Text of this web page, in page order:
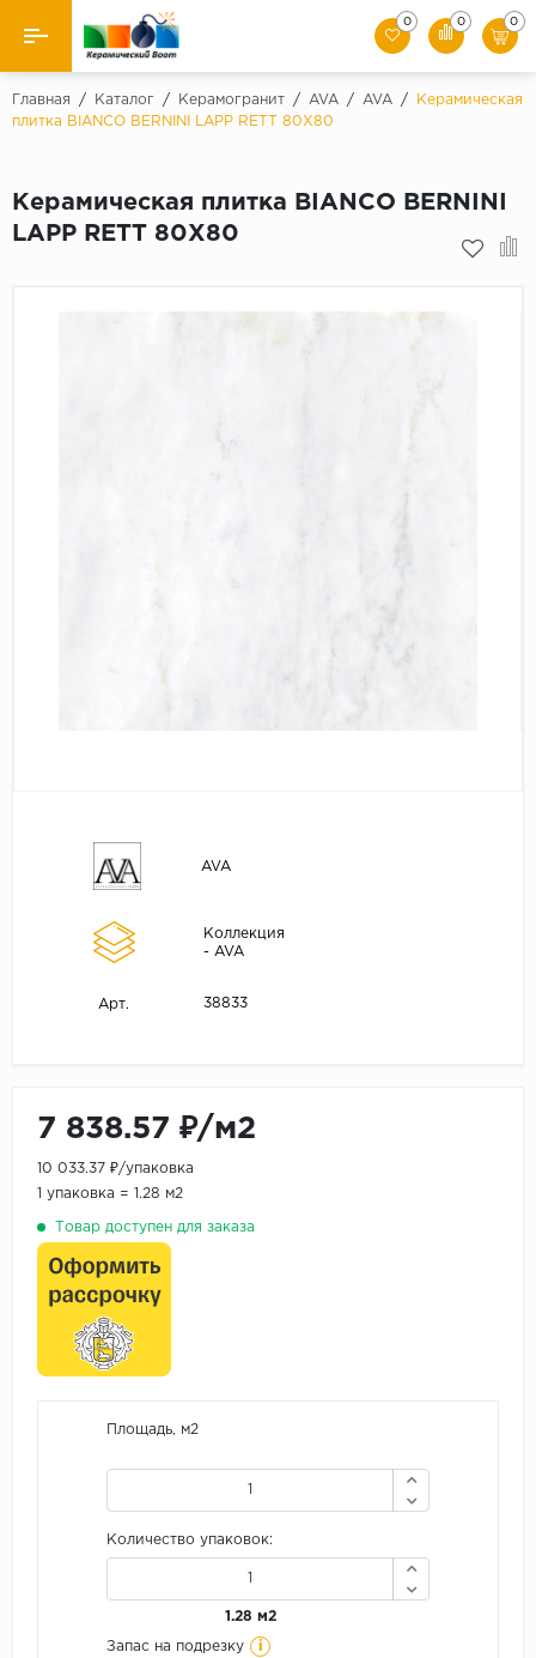
Назад
Керамическая плитка
0 0 0
Главная / Каталог / Керамогранит / AVA / AVA /
Керамическая
плитка BIANCO BERNINI LAPP RETT 80X80
Керамическая плитка BIANCO BERNINI
LAPP RETT 80X80
AVA
Коллекция
- AVA
Арт. 38833
7 838.57 ₽/м2
10 033.37 ₽/упаковка
1 упаковка = 1.28 м2
Товар доступен для заказа
Площадь, м2
Количество упаковок:
1.28 м2
Запас на подрезку i